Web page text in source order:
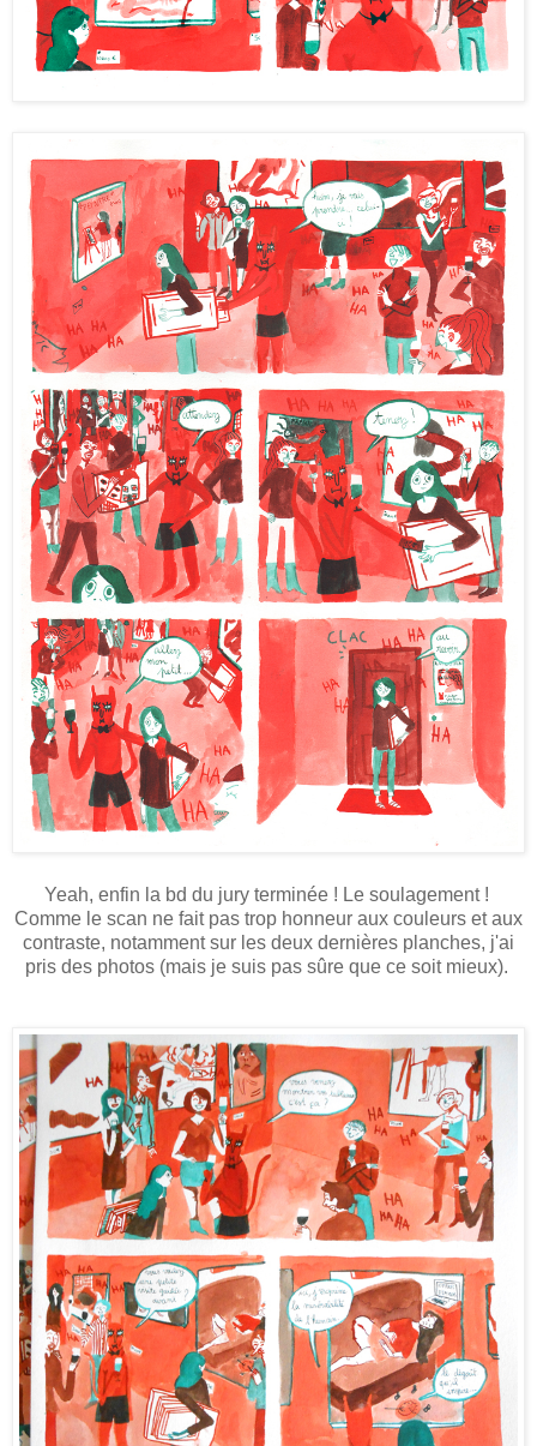
Yeah, enfin la bd du jury terminée ! Le soulagement !
Comme le scan ne fait pas trop honneur aux couleurs et aux
contraste, notamment sur les deux dernières planches, j'ai
pris des photos (mais je suis pas sûre que ce soit mieux).